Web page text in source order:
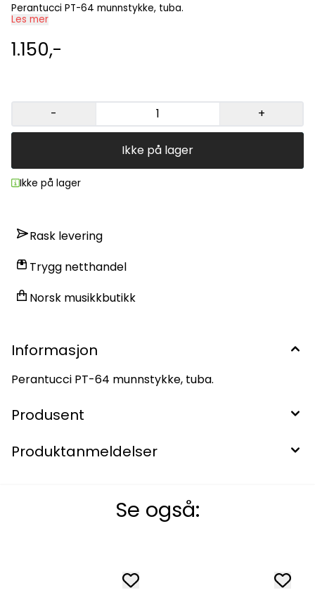
Perantucci PT-64 munnstykke, tuba.
Les mer
1.150,-
- +
Ikke på lager
Ikke på lager
Rask levering
Trygg netthandel
Norsk musikkbutikk
Informasjon
Perantucci PT-64 munnstykke, tuba.
Produsent
Produktanmeldelser
Se også: